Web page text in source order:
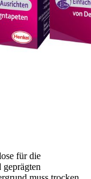
für die